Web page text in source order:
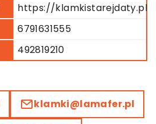
https://klamkistarejdaty.pl
6791631555
492819210
klamki@lamafer.pl